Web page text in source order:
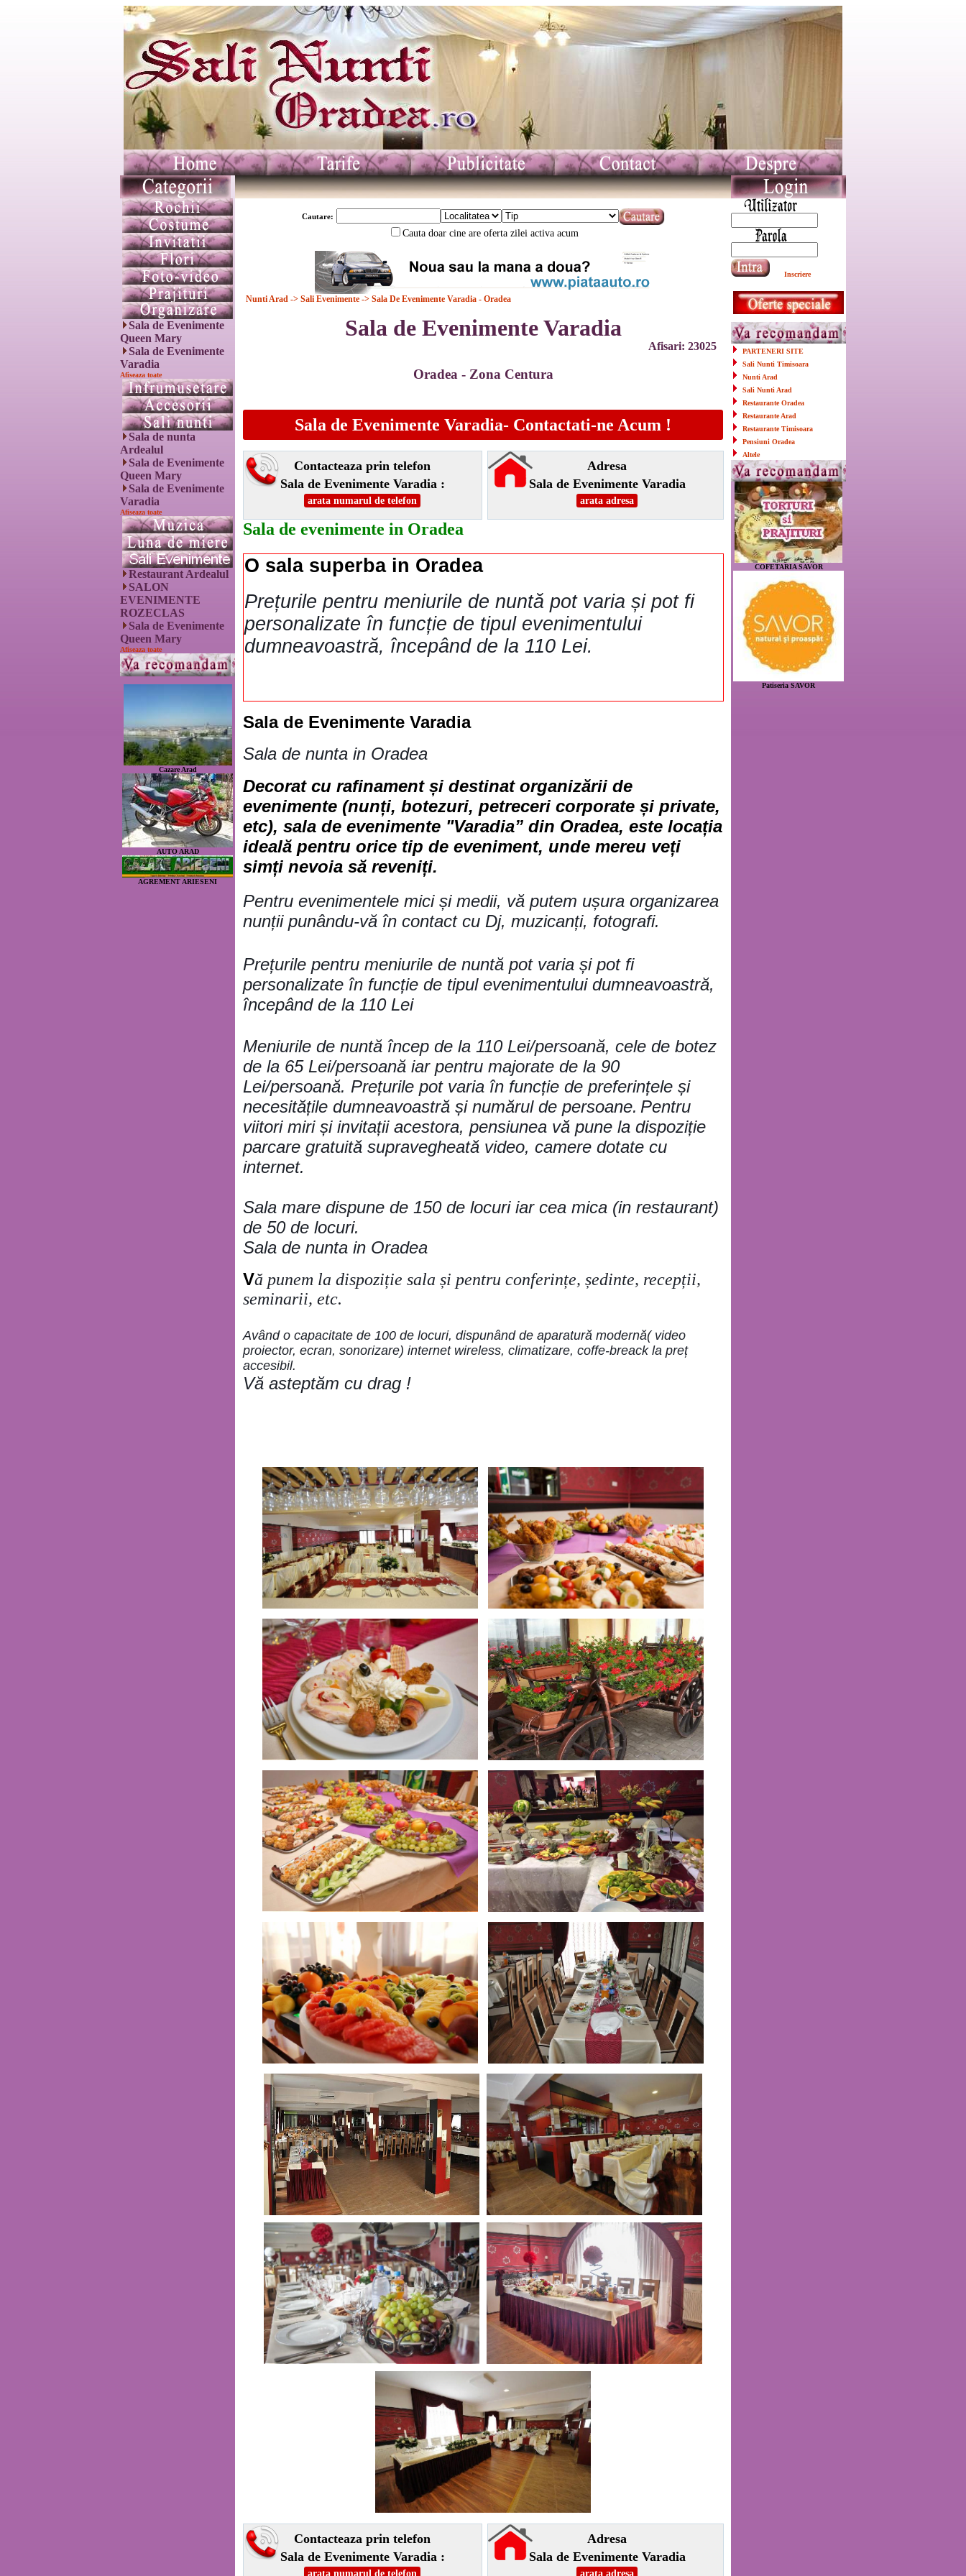
Sala de Evenimente
Queen Mary
Sala de Evenimente
Varadia
Afiseaza toate
Sala de nunta
Ardealul
Sala de Evenimente
Queen Mary
Sala de Evenimente
Varadia
Afiseaza toate
Restaurant Ardealul
SALON
EVENIMENTE
ROZECLAS
Sala de Evenimente
Queen Mary
Afiseaza toate
Cazare Arad
AUTO ARAD
AGREMENT ARIESENI
Cautare:
Cauta doar cine are oferta zilei activa acum
Nunti Arad -> Sali Evenimente -> Sala De Evenimente Varadia - Oradea
Sala de Evenimente Varadia
Afisari: 23025
Oradea - Zona Centura
Sala de Evenimente Varadia- Contactati-ne Acum !
Contacteaza prin telefon
Sala de Evenimente Varadia :
arata numarul de telefon
Adresa
Sala de Evenimente Varadia
arata adresa
Sala de evenimente in Oradea
O sala superba in Oradea
Prețurile pentru meniurile de nuntă pot varia și pot fi
personalizate în funcție de tipul evenimentului
dumneavoastră, începând de la 110 Lei.
Sala de Evenimente Varadia
Sala de nunta in Oradea
Decorat cu rafinament și destinat organizării de
evenimente (nunți, botezuri, petreceri corporate și private,
etc), sala de evenimente "Varadia” din Oradea, este locația
ideală pentru orice tip de eveniment, unde mereu veți
simți nevoia să reveniți.
Pentru evenimentele mici și medii, vă putem ușura organizarea
nunții punându-vă în contact cu Dj, muzicanți, fotografi.
Prețurile pentru meniurile de nuntă pot varia și pot fi
personalizate în funcție de tipul evenimentului dumneavoastră,
începând de la 110 Lei
Meniurile de nuntă încep de la 110 Lei/persoană, cele de botez
de la 65 Lei/persoană iar pentru majorate de la 90
Lei/persoană. Prețurile pot varia în funcție de preferințele și
necesitățile dumneavoastră și numărul de persoane. Pentru
viitori miri și invitații acestora, pensiunea vă pune la dispoziție
parcare gratuită supravegheată video, camere dotate cu
internet.
Sala mare dispune de 150 de locuri iar cea mica (in restaurant)
de 50 de locuri.
Sala de nunta in Oradea
Vă punem la dispoziție sala și pentru conferințe, ședinte, recepții,
seminarii, etc.
Având o capacitate de 100 de locuri, dispunând de aparatură modernă( video
proiector, ecran, sonorizare) internet wireless, climatizare, coffe-breack la preț
accesibil.
Vă asteptăm cu drag !
Contacteaza prin telefon
Sala de Evenimente Varadia :
arata numarul de telefon
Adresa
Sala de Evenimente Varadia
arata adresa
Inscriere
PARTENERI SITE
Sali Nunti Timisoara
Nunti Arad
Sali Nunti Arad
Restaurante Oradea
Restaurante Arad
Restaurante Timisoara
Pensiuni Oradea
Altele
COFETARIA SAVOR
Patiseria SAVOR